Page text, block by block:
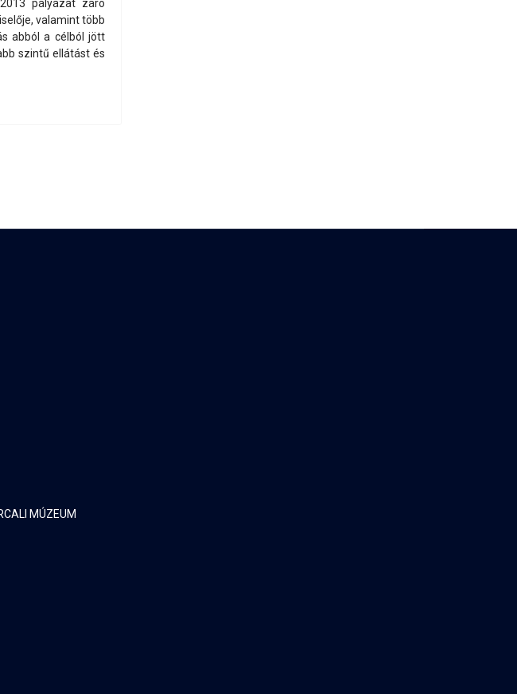
pályázat záró
valamint több
abból a célból jött
szintű ellátást és
MÚZEUM